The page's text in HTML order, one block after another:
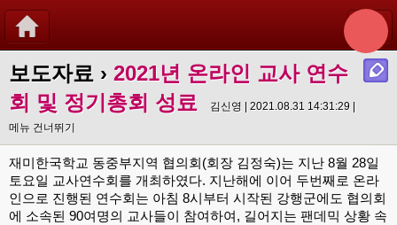
보도자료 › 2021년 온라인 교사 연수
회 및 정기총회 성료
김신영 | 2021.08.31 14:31:29 |
메뉴 건너뛰기
재미한국학교 동중부지역 협의회(회장 김정숙)는 지난 8월 28일
토요일 교사연수회를 개최하였다. 지난해에 이어 두번째로 온라
인으로 진행된 연수회는 아침 8시부터 시작된 강행군에도 협의회
에 소속된 90여명의 교사들이 참여하여, 길어지는 팬데믹 상황 속